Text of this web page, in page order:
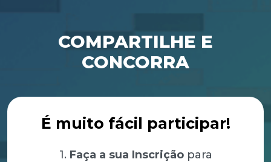
COMPARTILHE E
CONCORRA
É muito fácil participar!
1. Faça a sua Inscriçãopara